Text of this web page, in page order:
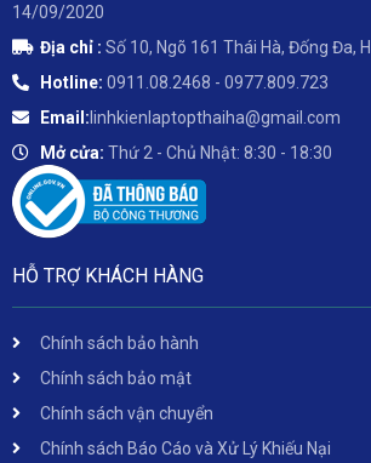
14/09/2020
Địa chỉ : Số 10, Ngõ 161 Thái Hà, Đống Đa,
Hotline: 0911.08.2468 - 0977.809.723
Email: linhkienlaptopthaiha@gmail.com
Mở cửa: Thứ 2 - Chủ Nhật: 8:30 - 18:30
HỖ TRỢ KHÁCH HÀNG
Chính sách bảo hành
Chính sách bảo mật
Chính sách vận chuyển
Chính sách Báo Cáo và Xử Lý Khiếu Nại